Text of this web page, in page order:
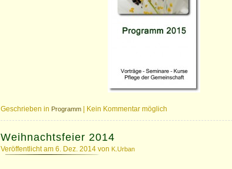
Geschrieben in Programm Kein Kommentar möglich
Weihnachtsfeier 2014
Veröffentlicht am 6. Dez. 2014 von K.Urban